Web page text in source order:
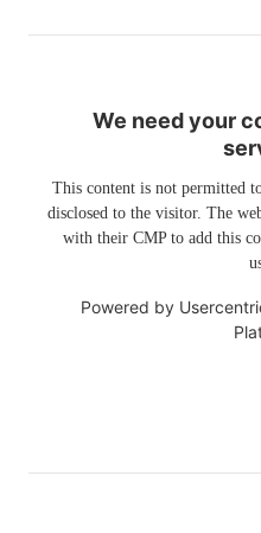
We need your
This content is not permitted
disclosed to the visitor. The
with their CMP to add this
Powered by